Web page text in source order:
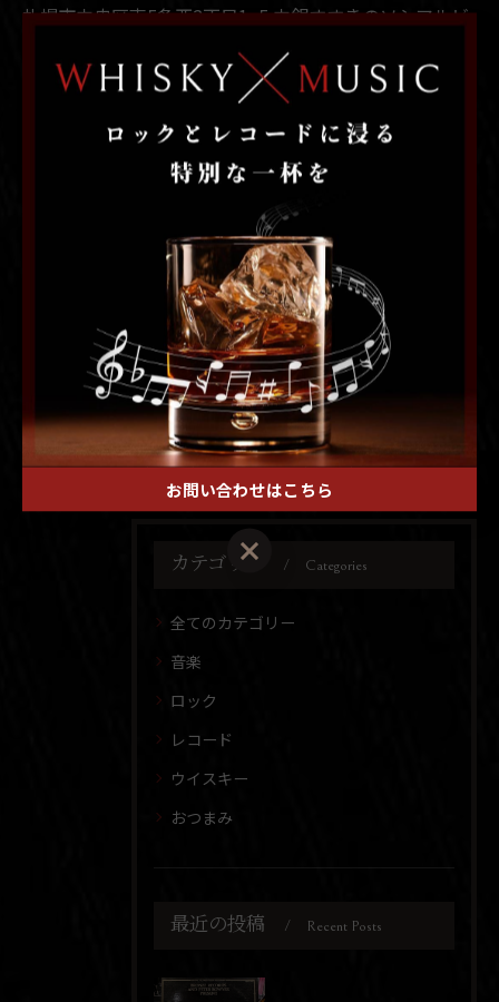
札幌市中央区南5条西2丁目1−5 中銀すすきのソシアルビ
TEL 011-513-7118
#emersonlakeandpalmer
#エマーソンレイクアンドパーマー
#キングクリムゾン
#札幌レコードバー
一覧に戻る 次のページ >
カテゴリー Categories
全てのカテゴリー
音楽
ロック
レコード
ウイスキー
おつまみ
最近の投稿 Recent Posts
お問い合わせはこちら